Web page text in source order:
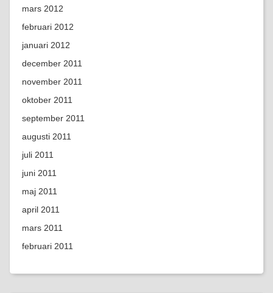
mars 2012
februari 2012
januari 2012
december 2011
november 2011
oktober 2011
september 2011
augusti 2011
juli 2011
juni 2011
maj 2011
april 2011
mars 2011
februari 2011